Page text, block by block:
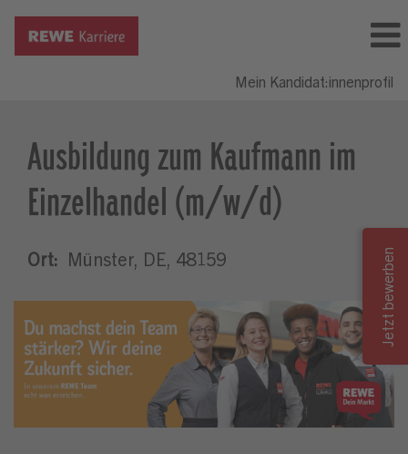
Mein Kandidat:innenprofil
Ausbildung zum Kaufmann im
Einzelhandel (m/w/d)
Ort: Münster, DE, 48159